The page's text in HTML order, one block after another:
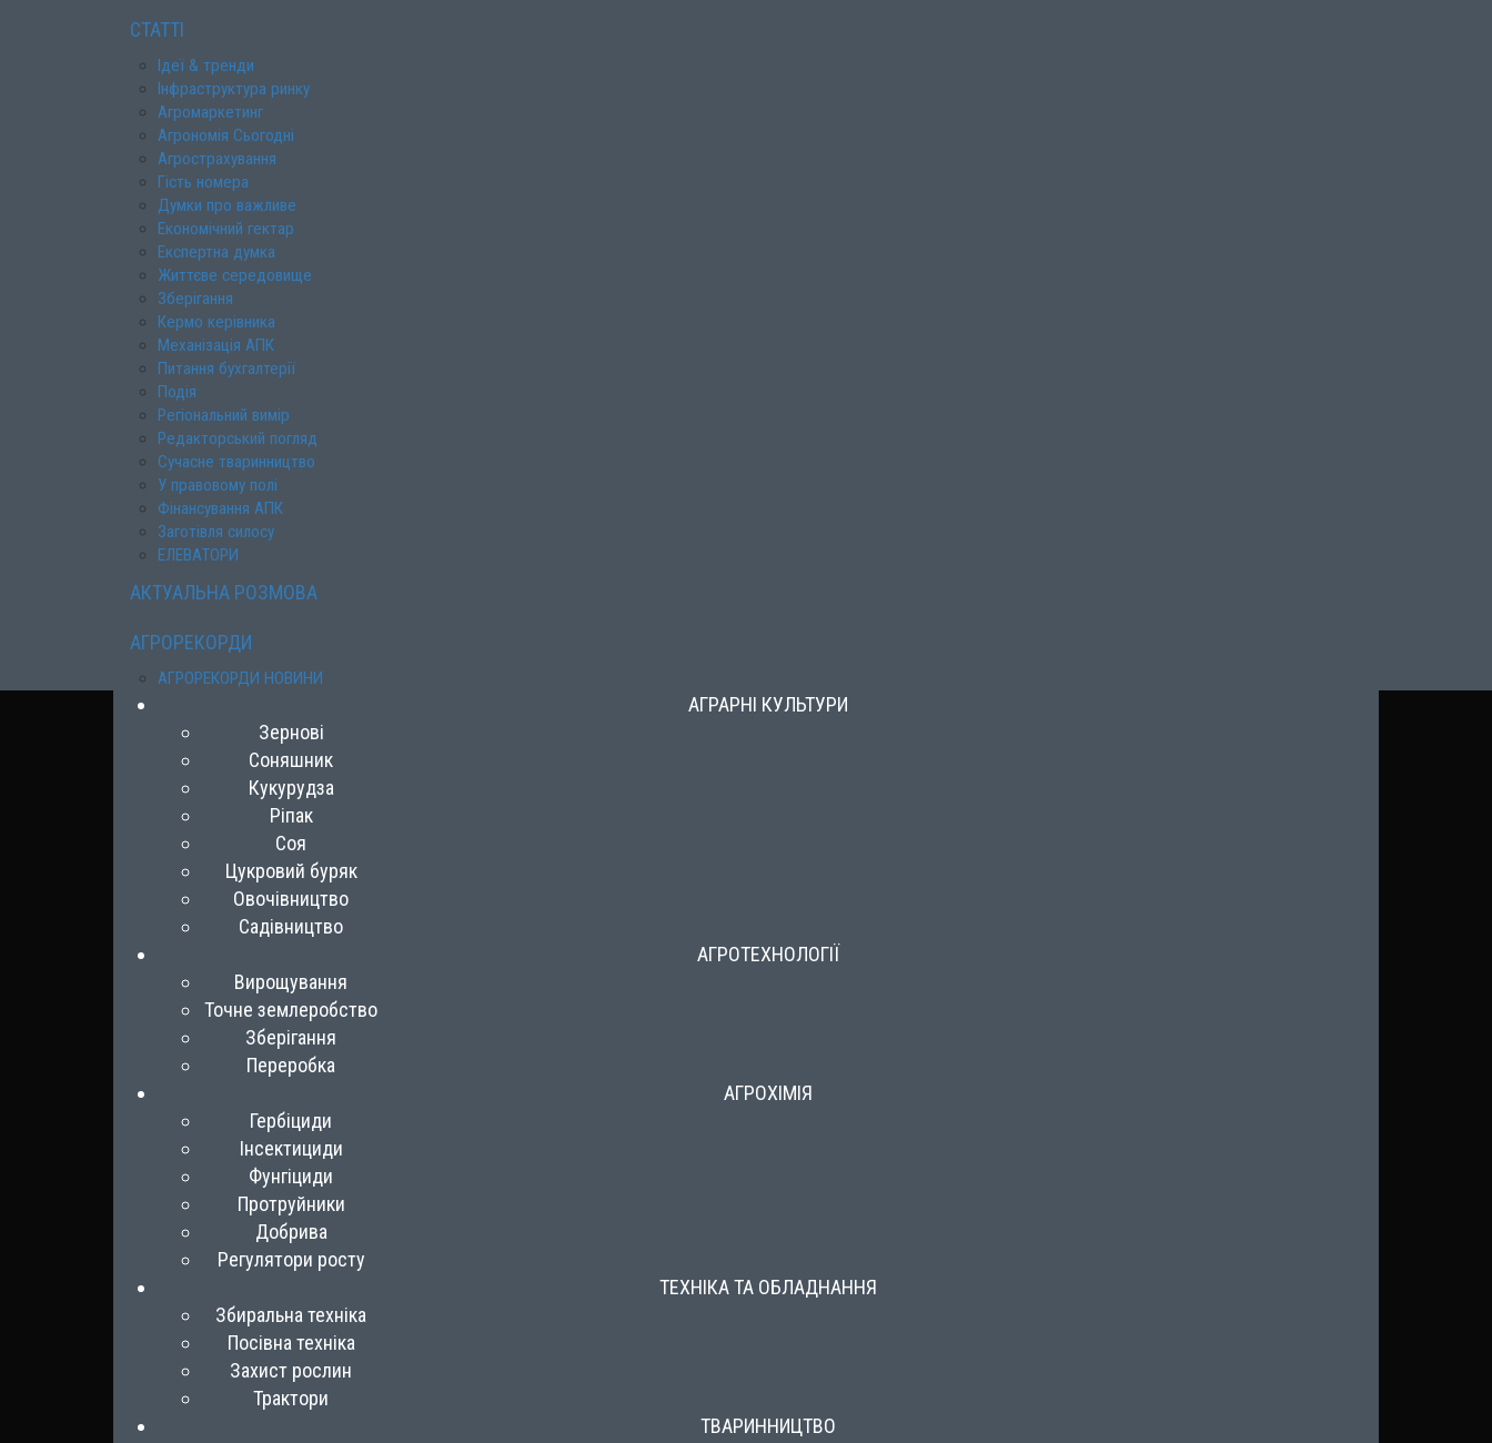
СТАТТІ
Ідеї & тренди
Інфраструктура ринку
Агромаркетинг
Агрономія Сьогодні
Агрострахування
Гість номера
Думки про важливе
Економічний гектар
Експертна думка
Життєве середовище
Зберігання
Кермо керівника
Механізація АПК
Питання бухгалтерії
Подія
Регіональний вимір
Редакторський погляд
Сучасне тваринництво
У правовому полі
Фінансування АПК
Заготівля силосу
ЕЛЕВАТОРИ
АКТУАЛЬНА РОЗМОВА
АГРОРЕКОРДИ
АГРОРЕКОРДИ НОВИНИ
АГРАРНІ КУЛЬТУРИ
Зернові
Соняшник
Кукурудза
Ріпак
Соя
Цукровий буряк
Овочівництво
Садівництво
АГРОТЕХНОЛОГІЇ
Вирощування
Точне землеробство
Зберігання
Переробка
АГРОХІМІЯ
Гербіциди
Інсектициди
Фунгіциди
Протруйники
Добрива
Регулятори росту
ТЕХНІКА ТА ОБЛАДНАННЯ
Збиральна техніка
Посівна техніка
Захист рослин
Трактори
ТВАРИННИЦТВО